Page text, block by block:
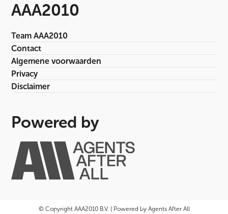
AAA2010
Team AAA2010
Contact
Algemene voorwaarden
Privacy
Disclaimer
Powered by
© Copyright AAA2010 B.V. | Powered by Agents After All